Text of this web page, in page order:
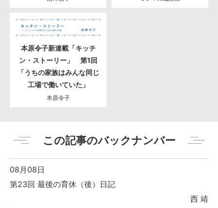
本原令子新連載「キッチ
ン・ストーリー」 第1回
「うちの家族はみんな同じ
工場で働いていた」
本原令子
この記事のバックナンバー
08月08日
第23回 最後の育休（後）日記
西 靖